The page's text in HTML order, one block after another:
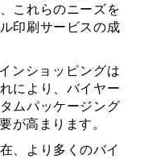
これらのニーズを
印刷サービスの成
ンショッピングは
により、バイヤー
ムパッケージング
が高まります。
在、より多くのバイ